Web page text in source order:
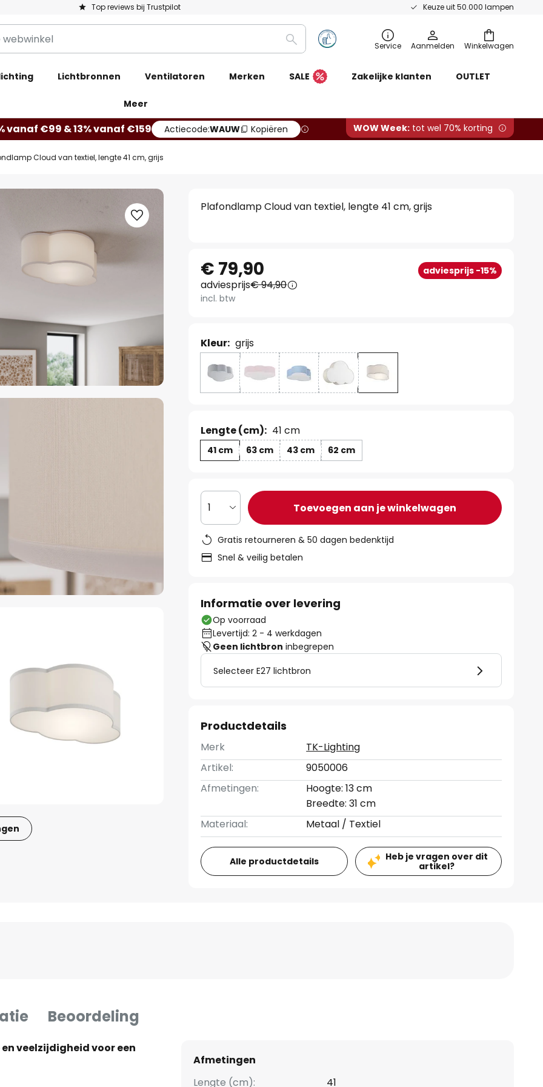
Top reviews bij Trustpilot Keuze uit 50.000 lampen
Winkelwagen
Zoeken Service Aanmelden
Lichtbronnen Ventilatoren Merken SALE Zakelijke klanten OUTLET
Meer
vanaf €99 & 13% vanaf €159 Actiecode:WAUW Kopiëren WOW Week: tot wel 70% korting
Cloud van textiel, lengte 41 cm, grijs
Plafondlamp Cloud van textiel, lengte 41 cm, grijs
€ 79,90 adviesprijs -15%
adviesprijs€ 94,90
incl. btw
Kleur: grijs
Lengte (cm): 41 cm
41 cm 63 cm 43 cm 62 cm
1 Toevoegen aan je winkelwagen
Gratis retourneren & 50 dagen bedenktijd
Snel & veilig betalen
Informatie over levering
Op voorraad
Levertijd: 2 - 4 werkdagen
Geen lichtbron inbegrepen
Selecteer E27 lichtbron
Productdetails
Merk
TK-Lighting
Artikel:
9050006
Afmetingen:
Hoogte: 13 cm
Breedte: 31 cm
Materiaal:
Metaal / Textiel
Alle productdetails
Heb je vragen over dit
artikel?
Beoordeling
veelzijdigheid voor een
Afmetingen
Lengte (cm):
41